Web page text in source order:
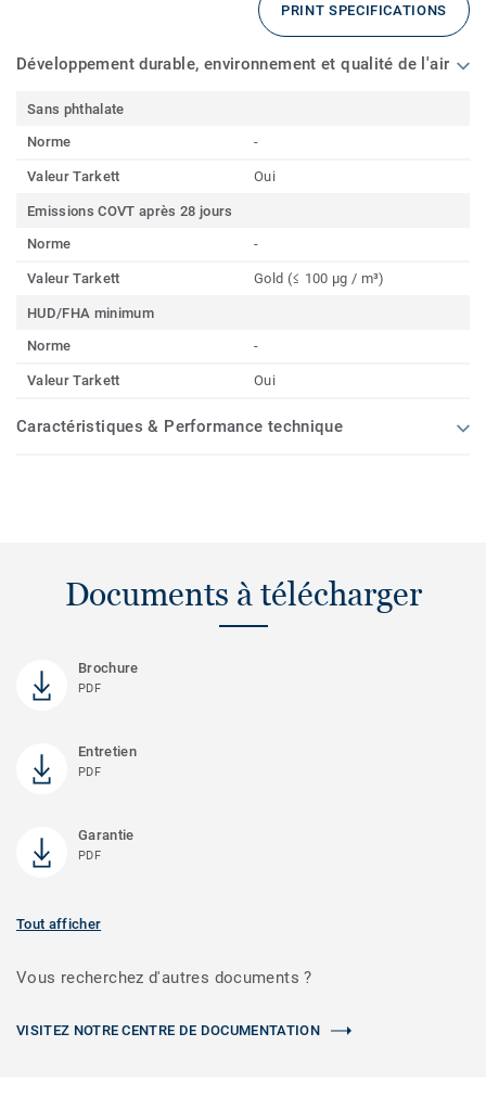
PRINT SPECIFICATIONS
Développement durable, environnement et qualité de l'air
Sans phthalate
Norme
-
Valeur Tarkett Oui
Emissions COVT après 28 jours
Norme
-
Valeur Tarkett Gold (≤ 100 µg / m³)
HUD/FHA minimum
Norme
-
Valeur Tarkett Oui
Caractéristiques & Performance technique
Documents à télécharger
Brochure
PDF
Entretien
PDF
Garantie
PDF
Tout afficher
Vous recherchez d'autres documents ?
VISITEZ NOTRE CENTRE DE DOCUMENTATION